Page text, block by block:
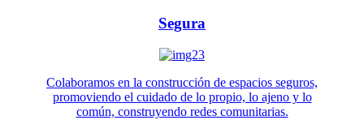
Segura
Colaboramos en la construcción de espacios seguros,
promoviendo el cuidado de lo propio, lo ajeno y lo
común, construyendo redes comunitarias.